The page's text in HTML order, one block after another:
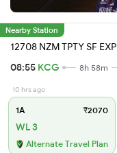
Nearby Station
12708 NZM TPTY SF EXP
08:55 KCG 8h 58m
10 hrs ago
1A ₹2070
WL 3
Alternate Travel Plan